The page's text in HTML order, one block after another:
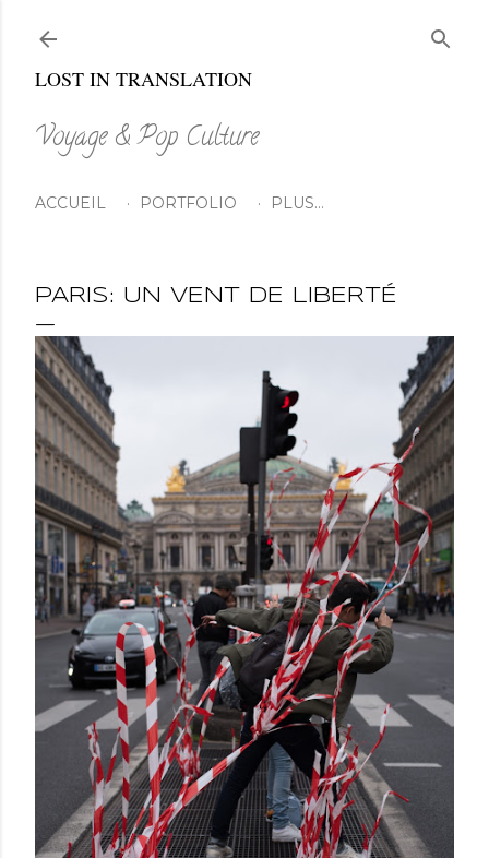
LOST IN TRANSLATION
Voyage & Pop Culture
ACCUEIL PORTFOLIO PLUS…
PARIS: UN VENT DE LIBERTÉ